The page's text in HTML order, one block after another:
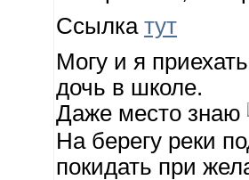
Ссылка тут
Могу и я
дочь в школе.
Даже место знаю
На берегу реки
покидать при